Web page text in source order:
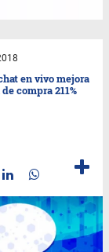
en vivo mejora
compra 211%